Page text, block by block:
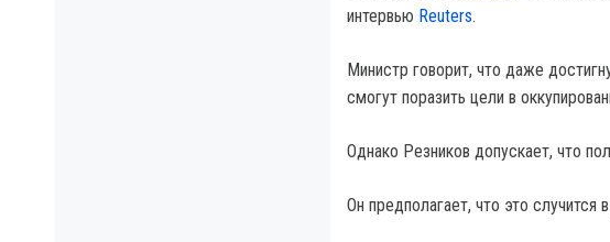
интервью Reuters.
Министр говорит, что даже
смогут поразить цели в
Однако Резников допускает, что
Он предполагает, что это случится